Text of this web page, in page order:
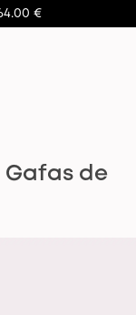
€
Gafas de